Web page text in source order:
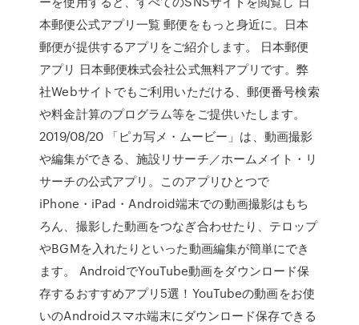
本郵便公式アプリ一覧 郵便をもっと身近に。日本
郵便が提供するアプリをご紹介します。 日本郵便
アプリ 日本郵便株式会社公式無料アプリです。弊
社Webサイトでもご利用いただける、郵便番号検索
や料金計算のプログラム等をご提供いたします。
2019/08/20 「ピカ写メ・ムービー」は、動画撮影
や編集ができる、施設リサーチ／ホームメイト・リ
サーチの公式アプリ。このアプリひとつで
iPhone・iPad・Android端末での動画撮影はもち
ろん、撮影した動画をつなぎ合わせたり、テロップ
やBGMを入れたりといった動画編集が簡単にでき
ます。 AndroidでYouTube動画をダウンロード保
存するおすすめアプリ5選！YouTubeの動画をお使
いのAndroidスマホ端末にダウンロード保存できる